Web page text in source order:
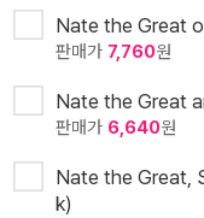
Nate the Great
판매가 7,760원
Nate the Great
판매가 6,640원
Nate the Great,
k)